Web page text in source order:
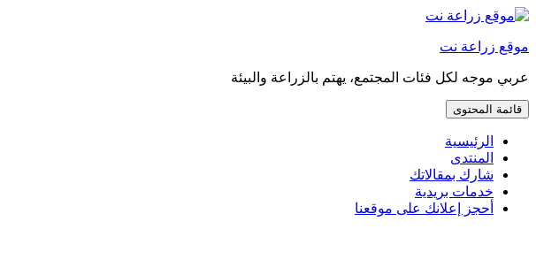
إذهب
إلى
موقع زراعة نت
عربي موجه لكل فئات المجتمع، يهتم بالزراعة والبيئة
قائمة المحتوى
الرئيسية
المنتدى
شارك بمقالاتك
خدمات بريدية
أحجز إعلانك على موقعنا